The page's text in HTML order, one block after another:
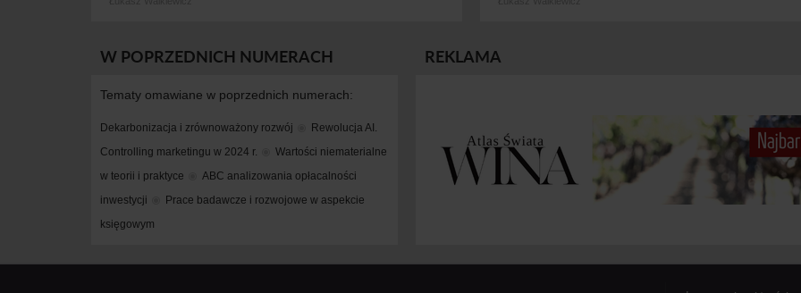
W POPRZEDNICH NUMERACH
Tematy omawiane w poprzednich numerach:
Dekarbonizacja i zrównoważony rozwój
Rewolucja AI.
Controlling marketingu w 2024 r.
Wartości niematerialne
w teorii i praktyce
ABC analizowania opłacalności
inwestycji
Prace badawcze i rozwojowe w aspekcie
księgowym
REKLAMA